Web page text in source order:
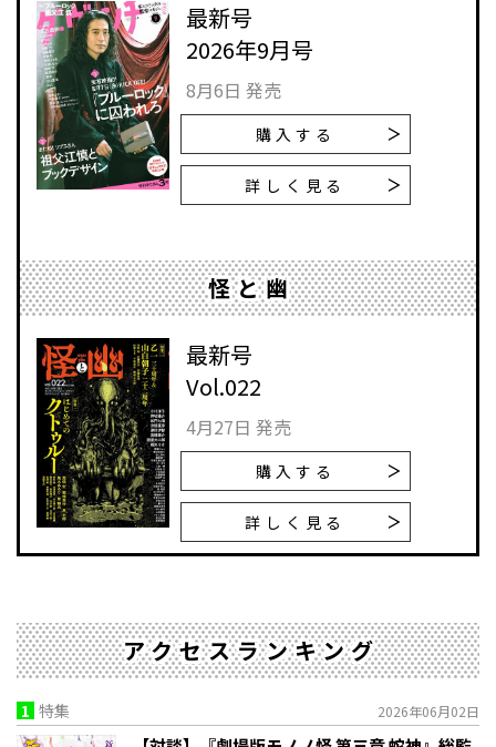
最新号
2026年9月号
8月6日 発売
購入する
詳しく見る
怪と幽
最新号
Vol.022
4月27日 発売
購入する
詳しく見る
アクセスランキング
1 特集 2026年06月02日